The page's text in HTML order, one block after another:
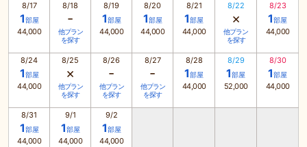
8/17
1部屋
44,000
8/18
-
他プラン
を探す
8/19
1部屋
44,000
8/20
1部屋
44,000
8/21
1部屋
44,000
8/22
×
他プラン
を探す
8/23
1部屋
44,000
8/24
1部屋
44,000
8/25
×
他プラン
を探す
8/26
-
他プラン
を探す
8/27
-
他プラン
を探す
8/28
1部屋
44,000
8/29
1部屋
52,000
8/30
1部屋
44,000
8/31
1部屋
44,000
9/1
1部屋
44,000
9/2
1部屋
44,000